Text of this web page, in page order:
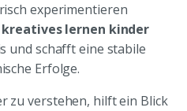
experimentieren
kreatives lernen kinder
und schafft eine stabile
Erfolge.
zu verstehen, hilft ein Blick